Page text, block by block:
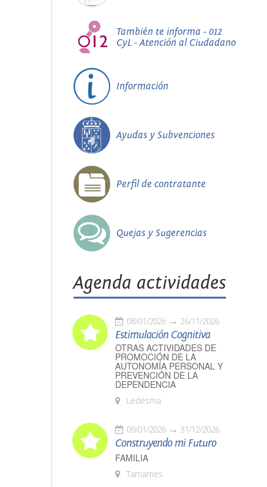
También te informa - 012
CyL - Atención al Ciudadano
Información
Ayudas y Subvenciones
Perfil de contratante
Quejas y Sugerencias
Agenda actividades
08/01/2026 26/11/2026
Estimulación Cognitiva
OTRAS ACTIVIDADES DE
PROMOCIÓN DE LA
AUTONOMÍA PERSONAL Y
PREVENCIÓN DE LA
DEPENDENCIA
Ledesma
09/01/2026 31/12/2026
Construyendo mi Futuro
FAMILIA
Tamames